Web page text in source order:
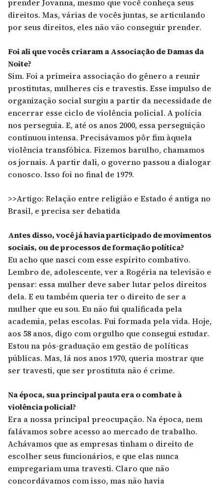
prender Jovanna, mesmo que você conheça seus
direitos. Mas, várias de vocês juntas, se articulando
por seus direitos, eles não vão conseguir prender.
Foi ali que vocês criaram a Associação de Damas da
Noite?
Sim. Foi a primeira associação do gênero a reunir
prostitutas, mulheres cis e travestis. Esse impulso de
organização social surgiu a partir da necessidade de
encerrar esse ciclo de violência policial. A polícia
nos perseguia. E, até os anos 2000, essa perseguição
continuou intensa. Precisávamos pôr fim àquela
violência transfóbica. Fizemos barulho, chamamos
os jornais. A partir dali, o governo passou a dialogar
conosco. Isso foi no final de 1979.
>>Artigo: Relação entre religião e Estado é antiga no
Brasil, e precisa ser debatida
Antes disso, você já havia participado de movimentos
sociais, ou de processos de formação política?
Eu acho que nasci com esse espírito combativo.
Lembro de, adolescente, ver a Rogéria na televisão e
pensar: essa mulher deve saber lutar pelos direitos
dela. E eu também queria ter o direito de ser a
mulher que eu sou. Eu não fui qualificada pela
academia, pelas escolas. Fui formada pela vida. Hoje,
aos 58 anos, digo com orgulho que consegui estudar.
Estou na pós-graduação em gestão de políticas
públicas. Mas, lá nos anos 1970, queria mostrar que
ser travesti, que ser prostituta não é crime.
Na época, sua principal pauta era o combate à
violência policial?
Era a nossa principal preocupação. Na época, nem
falávamos sobre acesso ao mercado de trabalho.
Achávamos que as empresas tinham o direito de
escolher seus funcionários, e que elas nunca
empregariam uma travesti. Claro que não
concordávamos com isso, mas não havia